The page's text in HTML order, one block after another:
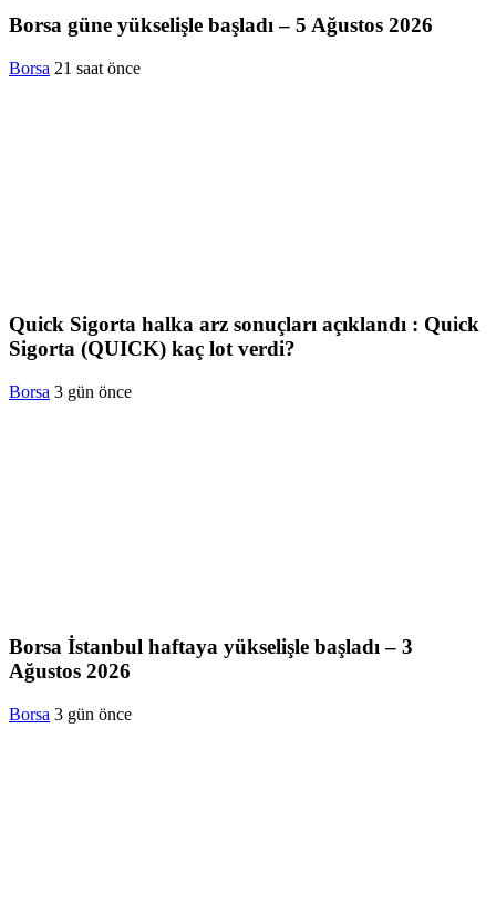
Borsa güne yükselişle başladı – 5 Ağustos 2026
Borsa 21 saat önce
Quick Sigorta halka arz sonuçları açıklandı : Quick
Sigorta (QUICK) kaç lot verdi?
Borsa 3 gün önce
Borsa İstanbul haftaya yükselişle başladı – 3
Ağustos 2026
Borsa 3 gün önce